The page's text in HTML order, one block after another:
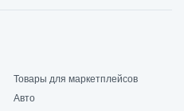
Товары для маркетплейсов
Авто